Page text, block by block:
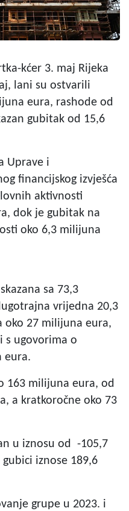
kćer 3. maj Rijeka
lani su ostvarili
eura, rashode od
gubitak od 15,6
Uprave i
financijskog izvješća
aktivnosti
dok je gubitak na
oko 6,3 milijuna
sa 73,3
vrijedna 20,3
27 milijuna eura,
s ugovorima o
eura.
163 milijuna eura, od
a kratkoročne oko 73
u iznosu od -105,7
iznose 189,6
grupe u 2023. i